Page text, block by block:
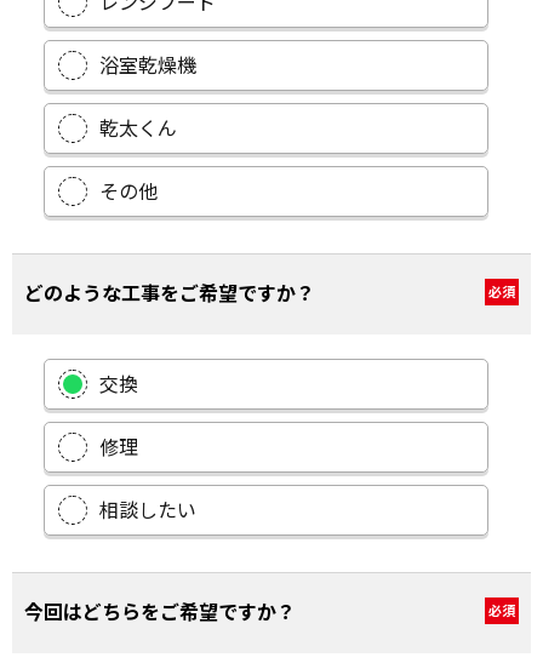
IHヒーター
レンジフード
浴室乾燥機
乾太くん
どのような工事をご希望ですか？
交換
修理